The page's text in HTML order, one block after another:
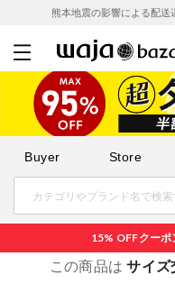
熊本地震の影響による配送
Buyer Store
15% OFFクーポ
この商品はサイ